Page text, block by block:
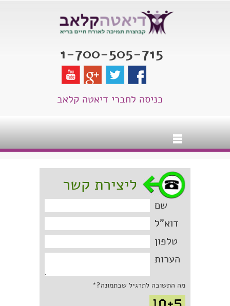
1-700-505-715
כניסה לחברי דיאטה קלאב
ליצירת קשר
שם
דוא"ל
טלפון
הערות
מה התשובה לתרגיל שבתמונה?*